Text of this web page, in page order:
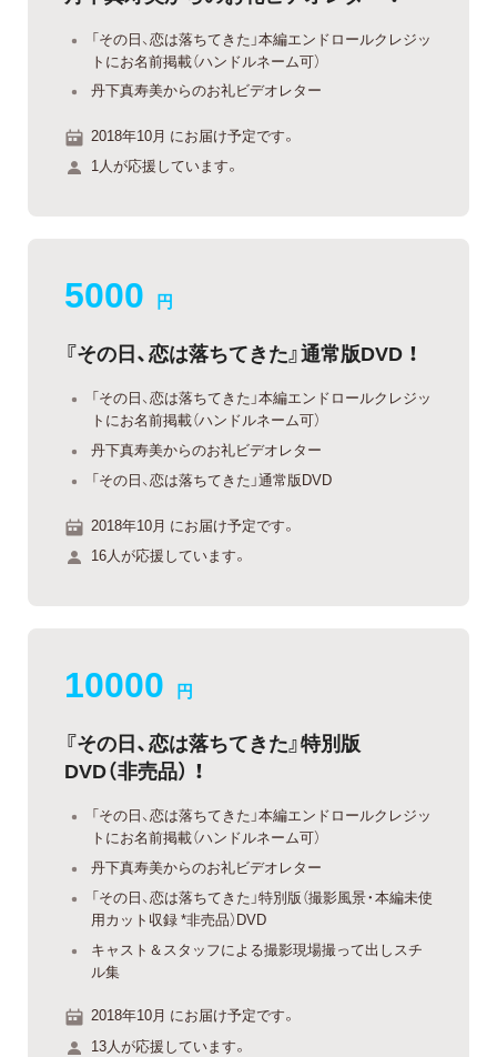
「その日、恋は落ちてきた」本編エンドロールクレジッ
トにお名前掲載（ハンドルネーム可）
丹下真寿美からのお礼ビデオレター
2018年10月 にお届け予定です。
1人が応援しています。
5000 円
『その日、恋は落ちてきた』通常版DVD ！
「その日、恋は落ちてきた」本編エンドロールクレジッ
トにお名前掲載（ハンドルネーム可）
丹下真寿美からのお礼ビデオレター
「その日、恋は落ちてきた」通常版DVD
2018年10月 にお届け予定です。
16人が応援しています。
10000 円
『その日、恋は落ちてきた』特別版
DVD（非売品） ！
「その日、恋は落ちてきた」本編エンドロールクレジッ
トにお名前掲載（ハンドルネーム可）
丹下真寿美からのお礼ビデオレター
「その日、恋は落ちてきた」特別版（撮影風景・本編未使
用カット収録 *非売品）DVD
キャスト＆スタッフによる撮影現場撮って出しスチ
ル集
2018年10月 にお届け予定です。
13人が応援しています。